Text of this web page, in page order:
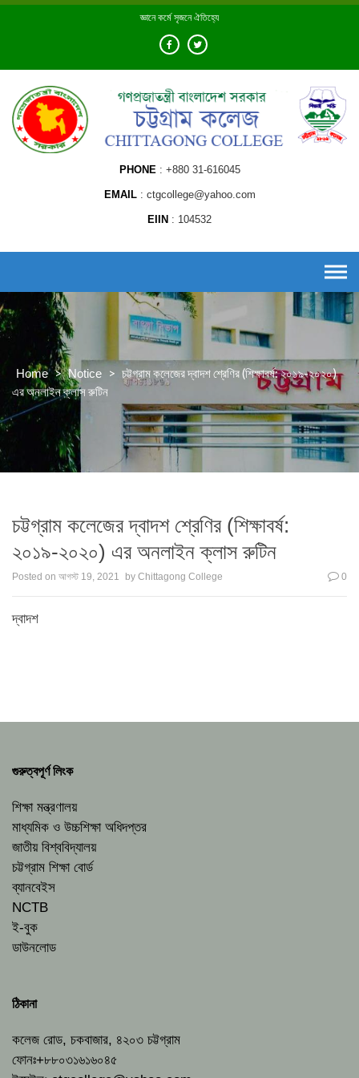
Skip
জ্ঞানে কর্মে সৃজনে ঐতিহ্যে
PHONE +880 31-616045
EMAIL ctgcollege@yahoo.com
EIIN 104532
Home > Notice > চট্টগ্রাম কলেজের দ্বাদশ শ্রেণির (শিক্ষাবর্ষ: ২০১৯-২০২০)
এর অনলাইন ক্লাস রুটিন
চট্টগ্রাম কলেজের দ্বাদশ শ্রেণির (শিক্ষাবর্ষ:
২০১৯-২০২০) এর অনলাইন ক্লাস রুটিন
Posted on আগস্ট 19, 2021 by Chittagong College 0
দ্বাদশ
গুরুত্বপূর্ণ লিংক
শিক্ষা মন্ত্রণালয়
মাধ্যমিক ও উচ্চশিক্ষা অধিদপ্তর
জাতীয় বিশ্ববিদ্যালয়
চট্টগ্রাম শিক্ষা বোর্ড
ব্যানবেইস
NCTB
ই-বুক
ডাউনলোড
ঠিকানা
কলেজ রোড, চকবাজার, ৪২০৩ চট্টগ্রাম
ফোনঃ+৮৮০৩১৬১৬০৪৫